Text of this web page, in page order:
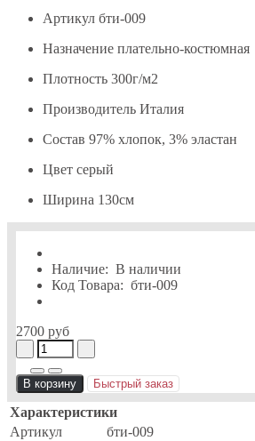
Артикул бти-009
Назначение плательно-костюмная
Плотность 300г/м2
Производитель Италия
Состав 97% хлопок, 3% эластан
Цвет серый
Ширина 130см
Наличие: В наличии
Код Товара: бти-009
2700 руб
В корзину Быстрый заказ
Характеристики
Артикул
бти-009